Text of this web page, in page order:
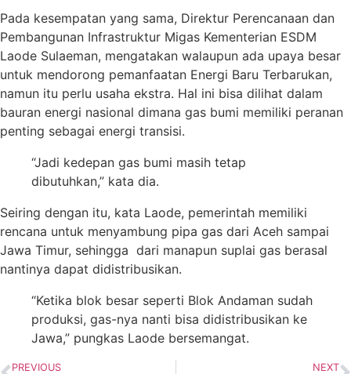
Pada kesempatan yang sama, Direktur Perencanaan dan
Pembangunan Infrastruktur Migas Kementerian ESDM
Laode Sulaeman, mengatakan walaupun ada upaya besar
untuk mendorong pemanfaatan Energi Baru Terbarukan,
namun itu perlu usaha ekstra. Hal ini bisa dilihat dalam
bauran energi nasional dimana gas bumi memiliki peranan
penting sebagai energi transisi.
“Jadi kedepan gas bumi masih tetap
dibutuhkan,” kata dia.
Seiring dengan itu, kata Laode, pemerintah memiliki
rencana untuk menyambung pipa gas dari Aceh sampai
Jawa Timur, sehingga dari manapun suplai gas berasal
nantinya dapat didistribusikan.
“Ketika blok besar seperti Blok Andaman sudah
produksi, gas-nya nanti bisa didistribusikan ke
Jawa,” pungkas Laode bersemangat.
PREVIOUS NEXT